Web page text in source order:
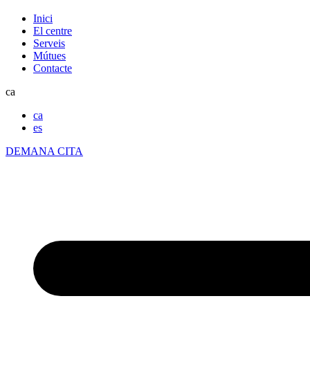
Inici
El centre
Serveis
Mútues
Contacte
ca
ca
es
DEMANA CITA